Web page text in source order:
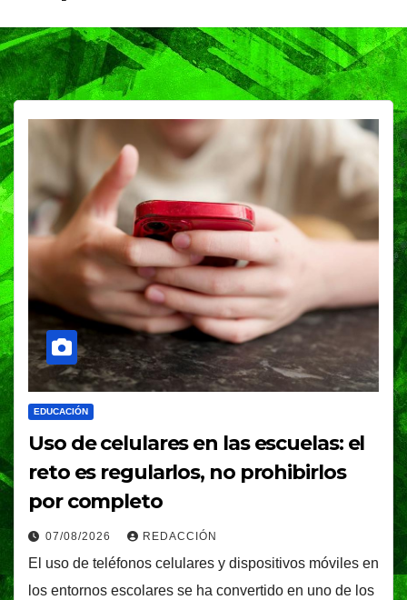
EDUCACIÓN
Uso de celulares en las escuelas: el
reto es regularlos, no prohibirlos
por completo
07/08/2026 REDACCIÓN
El uso de teléfonos celulares y dispositivos móviles en
los entornos escolares se ha convertido en uno de los